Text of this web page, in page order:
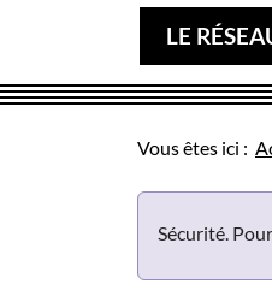
LE
Vous êtes ici :
Sécurité.